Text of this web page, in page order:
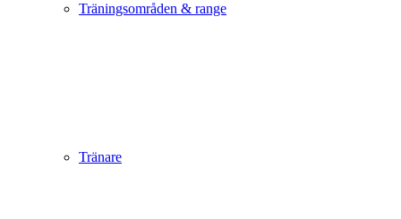
Träningsområden & range
Tränare